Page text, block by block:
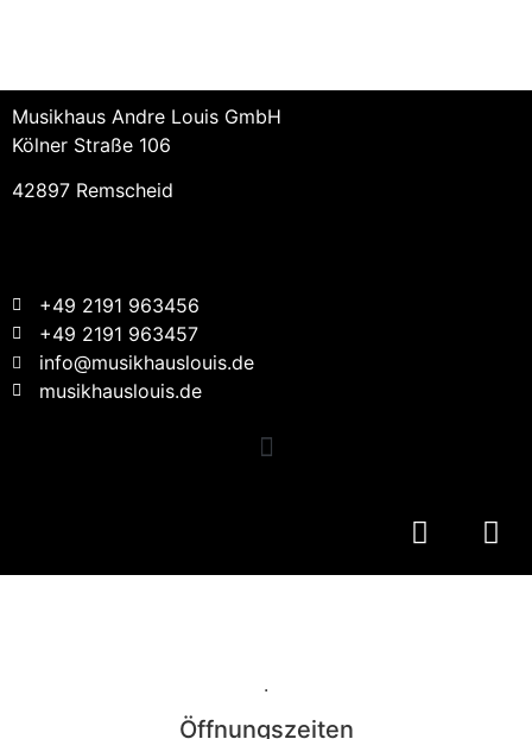
Musikhaus Andre Louis GmbH
Kölner Straße 106
42897 Remscheid
+49 2191 963456
+49 2191 963457
info@musikhauslouis.de
musikhauslouis.de
.
Öffnungszeiten